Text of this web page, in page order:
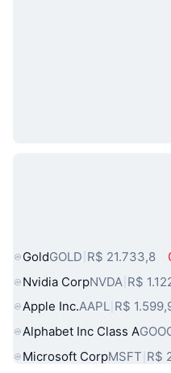
Ativos do
GoldGOLD R$ 21.733,8
Nvidia CorpNVDA R$
Apple Inc.AAPL R$
Alphabet Inc Class A
Microsoft CorpMSFT R$